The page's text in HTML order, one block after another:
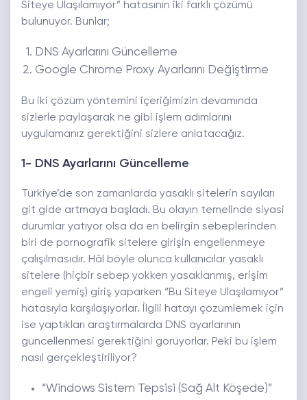
Siteye Ulaşılamıyor” hatasının iki farklı çözümü
bulunuyor. Bunlar;
DNS Ayarlarını Güncelleme
Google Chrome Proxy Ayarlarını Değiştirme
Bu iki çözüm yöntemini içeriğimizin devamında
sizlerle paylaşarak ne gibi işlem adımlarını
uygulamanız gerektiğini sizlere anlatacağız.
1- DNS Ayarlarını Güncelleme
Türkiye’de son zamanlarda yasaklı sitelerin sayıları
git gide artmaya başladı. Bu olayın temelinde siyasi
durumlar yatıyor olsa da en belirgin sebeplerinden
biri de pornografik sitelere girişin engellenmeye
çalışılmasıdır. Hâl böyle olunca kullanıcılar yasaklı
sitelere (hiçbir sebep yokken yasaklanmış, erişim
engeli yemiş) giriş yaparken “Bu Siteye Ulaşılamıyor”
hatasıyla karşılaşıyorlar. İlgili hatayı çözümlemek için
ise yaptıkları araştırmalarda DNS ayarlarının
güncellenmesi gerektiğini görüyorlar. Peki bu işlem
nasıl gerçekleştiriliyor?
“Windows Sistem Tepsisi (Sağ Alt Köşede)”